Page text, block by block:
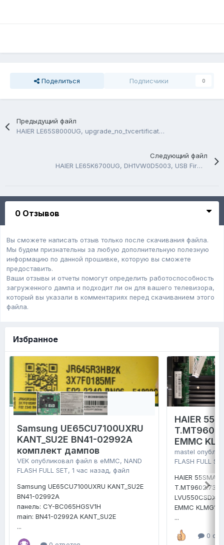
Поделиться Подписчики 0
Предыдущий файл
HAIER LE65S8000UG, upgrade_no_tvcertificate-SFv1.0, USB Firmware Software
Следующий файл
HAIER LE65K6700UG, DH1VW0D5003, USB Firmware Software
0 Отзывов
Вы сможете написать отзыв только после скачивания файла.
Мы будем признательны за любую дополнительную полезную
информацию по данной прошивке, которую вы сможете
предоставить.
Ваши отзывы и отчеты помогут определить работоспособность
загруженного дампa и подходит ли он для вашего телевизора,
который вы указали в комментариях перед скачиванием этого
файла.
Избранное
Samsung UE65CU7100UXRU
KANT_SU2E BN41-02992A
комплект дампов
VEK опубликовал файл в eMMC, NAND
FLASH FULL SET, 1 час назад, файл
Samsung UE65CU7100UXRU KANT_SU2E
BN41-02992A
панель: CY-BC065HGSV1H
main: BN41-02992A KANT_SU2E
...
HAIER 55
EMMC
mastel
FLASH FULL
HAIER
T.MT9602.731
LVU550CSDX
EMMC
...
0